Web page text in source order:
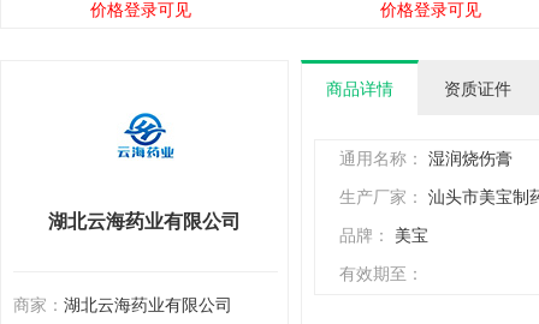
价格登录可见
价格登录可见
湖北云海药业有限公司
商家： 湖北云海药业有限公司
商品详情 资质证件
通用名称： 湿润烧伤膏
生产厂家： 汕头市美宝制
品牌： 美宝
有效期至：